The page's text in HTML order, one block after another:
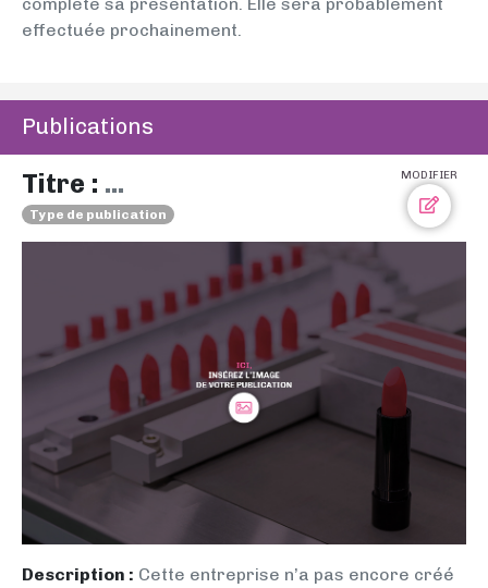
effectuée prochainement.
Publications
MODIFIER
Titre : ...
Type de publication
Description : Cette entreprise n’a pas encore créé